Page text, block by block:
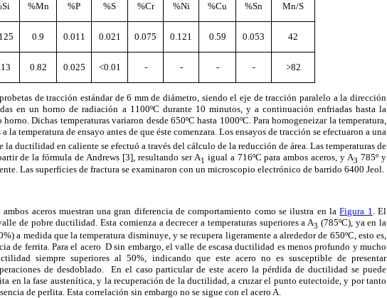
%Mn %P %S %Cr %Ni %Cu %Sn Mn/S
0.9 0.011 0.021 0.075 0.121 0.59 0.053 42
0.82 0.025 <0.01 - - - - >82
de tracción estándar de 6 mm de diámetro, siendo el eje de tracción paralelo a la dirección
en un horno de radiación a 1100ºC durante 10 minutos, y a continuación enfriadas hasta la
Dichas temperaturas variaron desde 650ºC hasta 1000ºC. Para homogeneizar la temperatura,
la temperatura de ensayo antes de que éste comenzara. Los ensayos de tracción se efectuaron a una
la ductilidad en caliente se efectuó a través del cálculo de la reducción de área. Las temperaturas de
de la fórmula de Andrews [3], resultando ser A1 igual a 716ºC para ambos aceros, y A3 785º y
Las superficies de fractura se examinaron con un microscopio electrónico de barrido 6400 Jeol.
aceros muestran una gran diferencia de comportamiento como se ilustra en laFigura 1
. El
de pobre ductilidad. Esta comienza a decrecer a temperaturas superiores a A3 (785ºC), ya en la
a medida que la temperatura disminuye, y se recupera ligeramente a alrededor de 650ºC, esto es,
de ferrita. Para el acero D sin embargo, el valle de escasa ductilidad es menos profundo y mucho
siempre superiores al 50%, indicando que este acero no es susceptible de presentar
de desdoblado. En el caso particular de este acero la pérdida de ductilidad se puede
en la fase austenítica, y la recuperación de la ductilidad, a cruzar el punto eutectoide, y por tanto
de perlita. Esta correlación sin embargo no se sigue con el acero A.